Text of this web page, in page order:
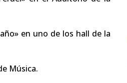
en uno de los hall de la
Música.